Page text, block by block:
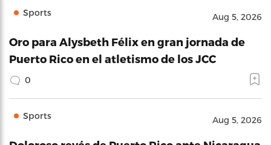
Sports Aug 5, 2026
Oro para Alysbeth Félix en gran jornada de
Puerto Rico en el atletismo de los JCC
0
Sports Aug 5, 2026